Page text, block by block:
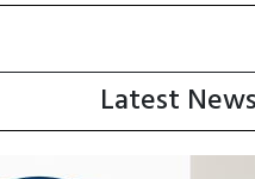
Latest News